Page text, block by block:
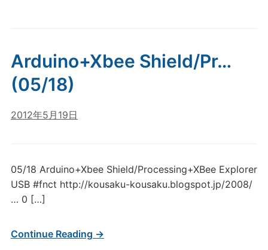
Arduino+Xbee Shield/Pr…
(05/18)
2012年5月19日
05/18 Arduino+Xbee Shield/Processing+XBee Explorer
USB #fnct http://kousaku-kousaku.blogspot.jp/2008/
… 0 […]
Continue Reading →